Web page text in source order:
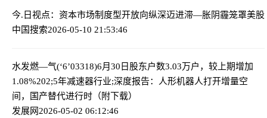
今.日视点：资本市场制度型开放向纵深迈进滞—胀阴霾笼罩美股
中国搜索2026-05-10 21:53:46
水发燃—气(‘6’03318)6月30日股东户数3.03万户，较上期增加
1.08%202;5年减速器行业;深度报告：人形机器人打开增量空
间，国产替代进行时（附下载）
发展网2026-05-02 06:12:46